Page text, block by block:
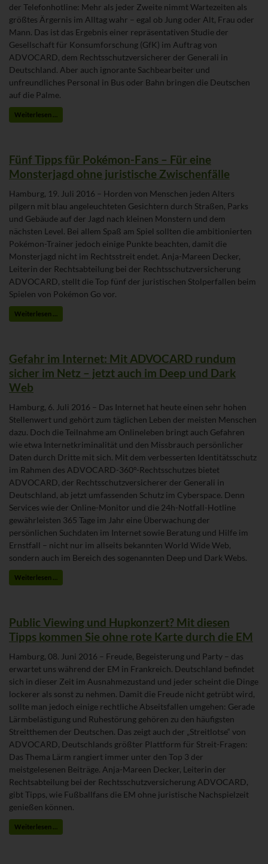
der Telefonhotline: Mehr als jeder Zweite nimmt Wartezeiten als
größtes Ärgernis im Alltag wahr – egal ob Jung oder Alt, Frau oder
Mann. Das ist das Ergebnis einer repräsentativen Studie der
Gesellschaft für Konsumforschung (GfK) im Auftrag von
ADVOCARD, dem Rechtsschutzversicherer der Generali in
Deutschland. Aber auch ignorante Sachbearbeiter und
unfreundliches Personal in Bus oder Bahn bringen die Deutschen
auf die Palme.
Weiterlesen …
Fünf Tipps für Pokémon-Fans – Für eine
Monsterjagd ohne juristische Zwischenfälle
Hamburg, 19. Juli 2016 – Horden von Menschen jeden Alters
pilgern mit blau angeleuchteten Gesichtern durch Straßen, Parks
und Gebäude auf der Jagd nach kleinen Monstern und dem
nächsten Level. Bei allem Spaß am Spiel sollten die ambitionierten
Pokémon-Trainer jedoch einige Punkte beachten, damit die
Monsterjagd nicht im Rechtsstreit endet. Anja-Mareen Decker,
Leiterin der Rechtsabteilung bei der Rechtsschutzversicherung
ADVOCARD, stellt die Top fünf der juristischen Stolperfallen beim
Spielen von Pokémon Go vor.
Weiterlesen …
Gefahr im Internet: Mit ADVOCARD rundum
sicher im Netz – jetzt auch im Deep und Dark
Web
Hamburg, 6. Juli 2016 – Das Internet hat heute einen sehr hohen
Stellenwert und gehört zum täglichen Leben der meisten Menschen
dazu. Doch die Teilnahme am Onlineleben bringt auch Gefahren
wie etwa Internetkriminalität und den Missbrauch persönlicher
Daten durch Dritte mit sich. Mit dem verbesserten Identitätsschutz
im Rahmen des ADVOCARD-360°-Rechtsschutzes bietet
ADVOCARD, der Rechtsschutzversicherer der Generali in
Deutschland, ab jetzt umfassenden Schutz im Cyberspace. Denn
Services wie der Online-Monitor und die 24h-Notfall-Hotline
gewährleisten 365 Tage im Jahr eine Überwachung der
persönlichen Suchdaten im Internet sowie Beratung und Hilfe im
Ernstfall – nicht nur im allseits bekannten World Wide Web,
sondern auch im Bereich des sogenannten Deep und Dark Webs.
Weiterlesen …
Public Viewing und Hupkonzert? Mit diesen
Tipps kommen Sie ohne rote Karte durch die EM
Hamburg, 08. Juni 2016 – Freude, Begeisterung und Party – das
erwartet uns während der EM in Frankreich. Deutschland befindet
sich in dieser Zeit im Ausnahmezustand und jeder scheint die Dinge
lockerer als sonst zu nehmen. Damit die Freude nicht getrübt wird,
sollte man jedoch einige rechtliche Abseitsfallen umgehen: Gerade
Lärmbelästigung und Ruhestörung gehören zu den häufigsten
Streitthemen der Deutschen. Das zeigt auch der „Streitlotse“ von
ADVOCARD, Deutschlands größter Plattform für Streit-Fragen:
Das Thema Lärm rangiert immer unter den Top 3 der
meistgelesenen Beiträge. Anja-Mareen Decker, Leiterin der
Rechtsabteilung bei der Rechtsschutzversicherung ADVOCARD,
gibt Tipps, wie Fußballfans die EM ohne juristische Nachspielzeit
genießen können.
Weiterlesen …